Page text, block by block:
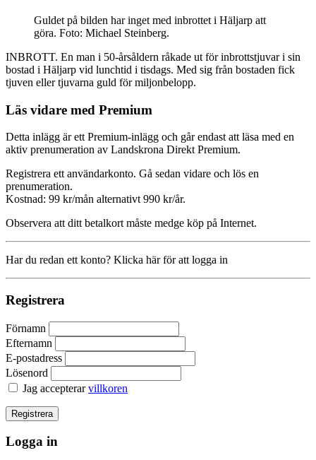
Guldet på bilden har inget med inbrottet i Häljarp att
göra. Foto: Michael Steinberg.
INBROTT. En man i 50-årsåldern råkade ut för inbrottstjuvar i sin
bostad i Häljarp vid lunchtid i tisdags. Med sig från bostaden fick
tjuven eller tjuvarna guld för miljonbelopp.
Läs vidare med Premium
Detta inlägg är ett Premium-inlägg och går endast att läsa med en
aktiv prenumeration av Landskrona Direkt Premium.
Registrera ett användarkonto. Gå sedan vidare och lös en
prenumeration.
Kostnad: 99 kr/mån alternativt 990 kr/år.
Observera att ditt betalkort måste medge köp på Internet.
Har du redan ett konto? Klicka här för att logga in
Registrera
Förnamn
Efternamn
E-postadress
Lösenord
Jag accepterarvillkoren
Logga in